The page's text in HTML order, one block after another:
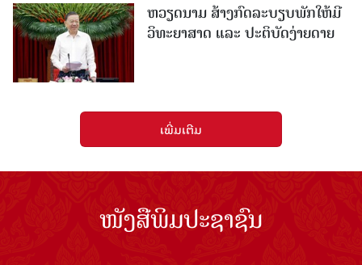
ຫວຽດນາມ ສ້າງກົດລະບຽບພັກໃຫ້ມີ
ວິທະຍາສາດ ແລະ ປະຕິບັດງ່າຍດາຍ
ເພີ່ມເຕີມ
ໜັງສືພິມປະຊາຊົນ